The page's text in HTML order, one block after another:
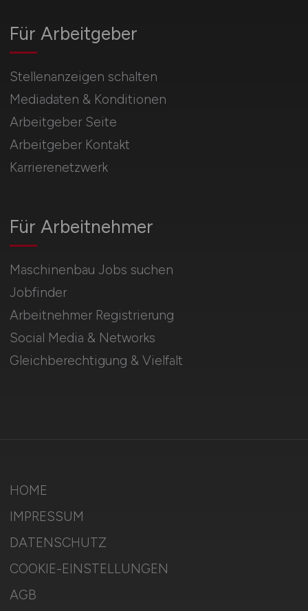
Für Arbeitnehmer
Maschinenbau Jobs suchen
Jobfinder
Arbeitnehmer Registrierung
Social Media & Networks
Gleichberechtigung & Vielfalt
Für Arbeitgeber
Stellenanzeigen schalten
Mediadaten & Konditionen
Arbeitgeber Seite
Arbeitgeber Kontakt
Karrierenetzwerk
HOME
IMPRESSUM
DATENSCHUTZ
COOKIE-EINSTELLUNGEN
AGB